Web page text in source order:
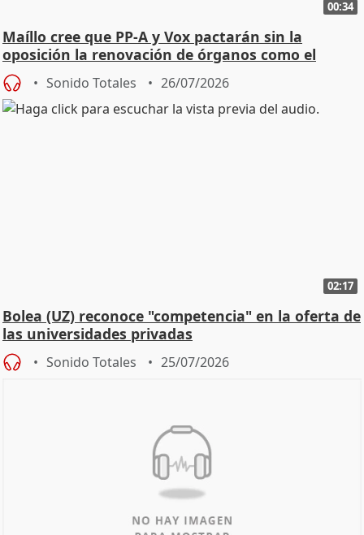
00:34
Maíllo cree que PP-A y Vox pactarán sin la
oposición la renovación de órganos como el
Defensor
Sonido Totales 26/07/2026
02:17
Bolea (UZ) reconoce "competencia" en la oferta de
las universidades privadas
Sonido Totales 25/07/2026